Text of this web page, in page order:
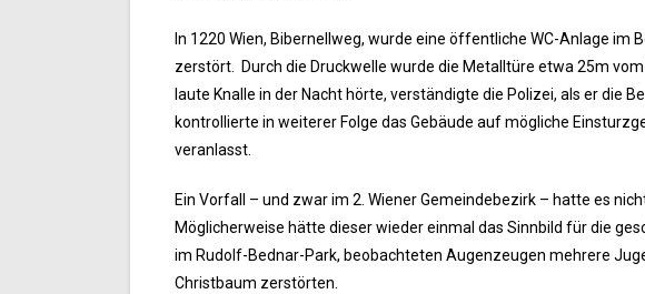
In 1220 Wien, Bibernellweg, wurde eine öffentliche WC-Anlage
zerstört. Durch die Druckwelle wurde die Metalltüre etwa 25m
laute Knalle in der Nacht hörte, verständigte die Polizei, als er die
kontrollierte in weiterer Folge das Gebäude auf mögliche
veranlasst.
Ein Vorfall – und zwar im 2. Wiener Gemeindebezirk – hatte es
Möglicherweise hätte dieser wieder einmal das Sinnbild für die
im Rudolf-Bednar-Park, beobachteten Augenzeugen mehrere
Christbaum zerstörten.